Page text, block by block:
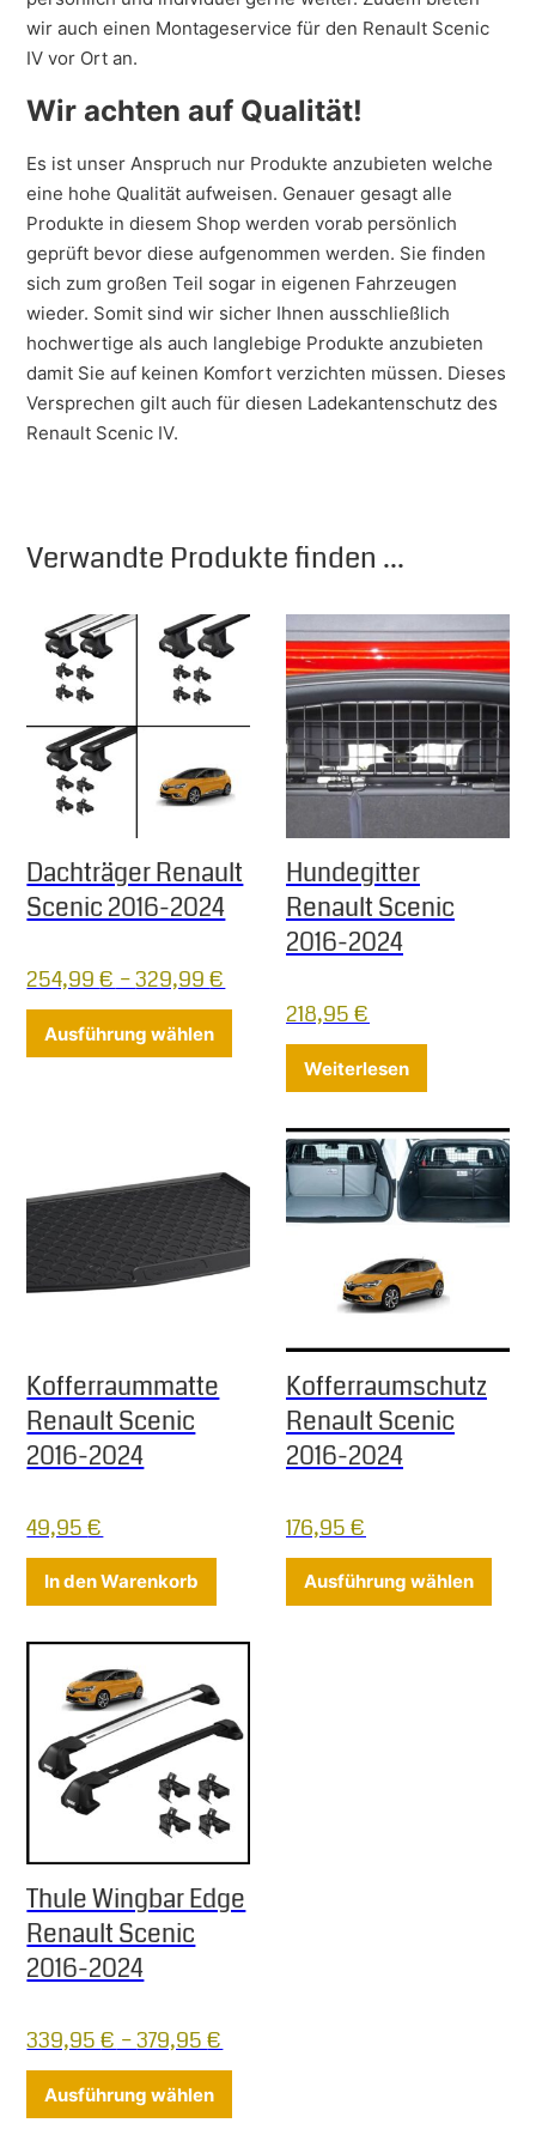
wir auch einen Montageservice für den Renault Scenic
IV vor Ort an.
Wir achten auf Qualität!
Es ist unser Anspruch nur Produkte anzubieten welche
eine hohe Qualität aufweisen. Genauer gesagt alle
Produkte in diesem Shop werden vorab persönlich
geprüft bevor diese aufgenommen werden. Sie finden
sich zum großen Teil sogar in eigenen Fahrzeugen
wieder. Somit sind wir sicher Ihnen ausschließlich
hochwertige als auch langlebige Produkte anzubieten
damit Sie auf keinen Komfort verzichten müssen. Dieses
Versprechen gilt auch für diesen Ladekantenschutz des
Renault Scenic IV.
Verwandte Produkte finden ...
Dachträger Renault
Scenic 2016-2024
254,99€ –329,99€
Ausführung wählen Dieses Produkt weist mehrere
Hundegitter
Renault Scenic
2016-2024
218,95€
Weiterlesen
Kofferraummatte
Renault Scenic
2016-2024
49,95€
In den Warenkorb
Kofferraumschutz
Renault Scenic
2016-2024
176,95€
Ausführung wählen
Thule Wingbar Edge
Renault Scenic
2016-2024
339,95€–379,95€
Ausführung wählen